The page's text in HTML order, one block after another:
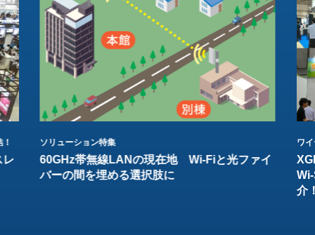
レ
ソリューション特集
60GHz帯無線LANの現在地 Wi-Fiと光ファイ
バーの間を埋める選択肢に
ワ
介